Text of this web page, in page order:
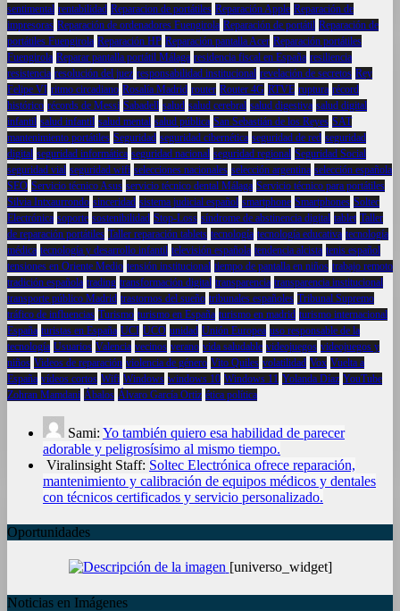
sentimental rentabilidad Reparacion de portátiles Reparación Apple Reparación de
impresoras Reparación de ordenadores Fuengirola Reparación de portátil Reparación de
portátiles Fuengirola Reparación HP Reparación pantalla Acer Reparación portátiles
Fuengirola Reparar pantalla portátil Málaga residencia fiscal en España resiliencia
resistencia resolución del juez responsabilidad institucional revelación de secretos Rey
Felipe VI ritmo circadiano Rosalía Madrid router Router 4G RTVE ruptura récord
histórico récords de Messi Sabadell salud salud cerebral salud digestiva salud digital
infantil salud infantil salud mental salud pública San Sebastián de los Reyes SAT
mantenimiento portátiles Seguridad seguridad cibernética seguridad de red seguridad
digital seguridad informática seguridad nacional seguridad regional Seguridad Social
seguridad vial seguridad wifi selecciones nacionales selección argentina selección española
SEO Servicio técnico Asus servicio técnico dental Málaga Servicio técnico para portátiles
Silvia Intxaurrondo sinceridad sistema judicial español smartphone Smartphones Soltec
Electrónica soporte sostenibilidad Stop-Loss síndrome de abstinencia digital tablet Taller
de reparación portátiles Taller reparación tablets tecnología tecnología educativa tecnología
médica tecnología y desarrollo infantil televisión española tendencia alcista tenis español
tensiones en Oriente Medio tensión institucional tiempo de pantalla en niños trabajo remoto
tradición española trading transformación digital transparencia transparencia institucional
transporte público Madrid trastornos del sueño tribunales españoles Tribunal Supremo
tráfico de influencias Turismo turismo en España turismo en madrid turismo internacional
España turistas en España UCI UCO unidad Unión Europea uso responsable de la
tecnología Usuarios Valencia vecinos verano vida saludable videojuegos videojuegos y
niños Videos de reparación violencia de género Vito Quiles volatilidad Vox Vuelta a
España vídeos cortos Wifi Windows windows 10 Windows 11 Yolanda Díaz YouTube
Zohran Mamdani Ábalos Álvaro García Ortiz ética política
Sami: Yo también quiero esa habilidad de parecer
adorable y peligrosísimo al mismo tiempo.
Viralinsight Staff: Soltec Electrónica ofrece reparación,
mantenimiento y calibración de equipos médicos y dentales
con técnicos certificados y servicio personalizado.
Oportunidades
[universo_widget]
Noticias en Imágenes